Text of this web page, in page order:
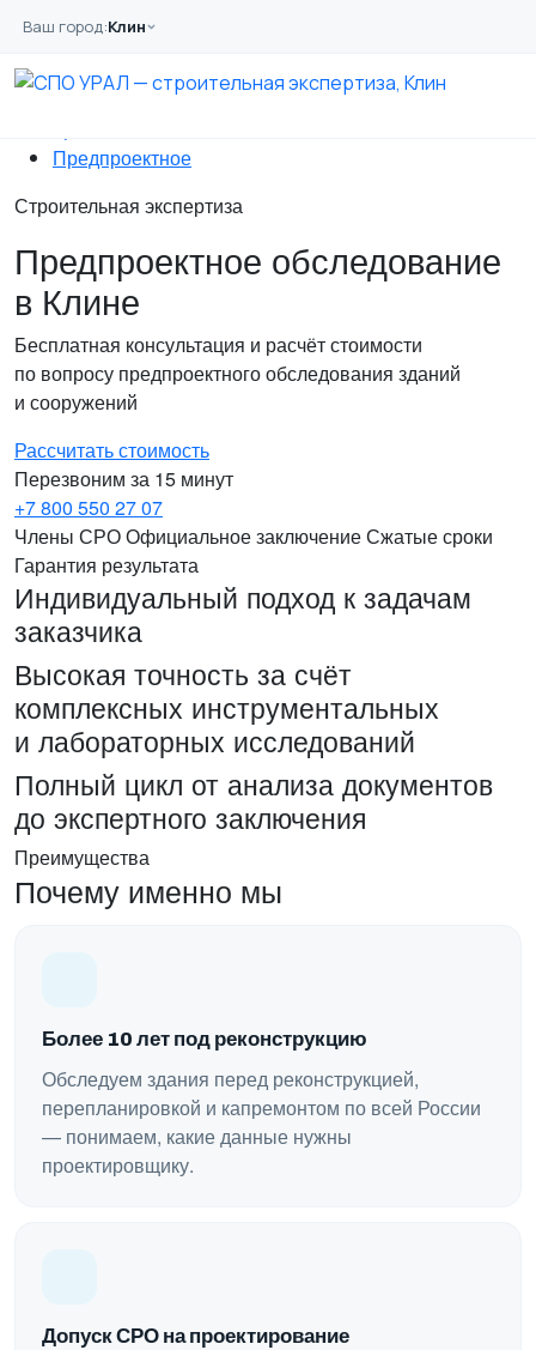
Ваш город:Клин
Главная
Услуги
Обследование
Предпроектное
Строительная экспертиза
Предпроектное обследование
в Клине
Бесплатная консультация и расчёт стоимости
по вопросу предпроектного обследования зданий
и сооружений
Рассчитать стоимость
Перезвоним за 15 минут
+7 800 550 27 07
Члены СРООфициальное заключениеСжатые сроки
Гарантия результата
Индивидуальный подход к задачам
заказчика
Высокая точность за счёт
комплексных инструментальных
и лабораторных исследований
Полный цикл от анализа документов
до экспертного заключения
Преимущества
Почему именно мы
Более 10 лет под реконструкцию
Обследуем здания перед реконструкцией,
перепланировкой и капремонтом по всей России
— понимаем, какие данные нужны
проектировщику.
Допуск СРО на проектирование